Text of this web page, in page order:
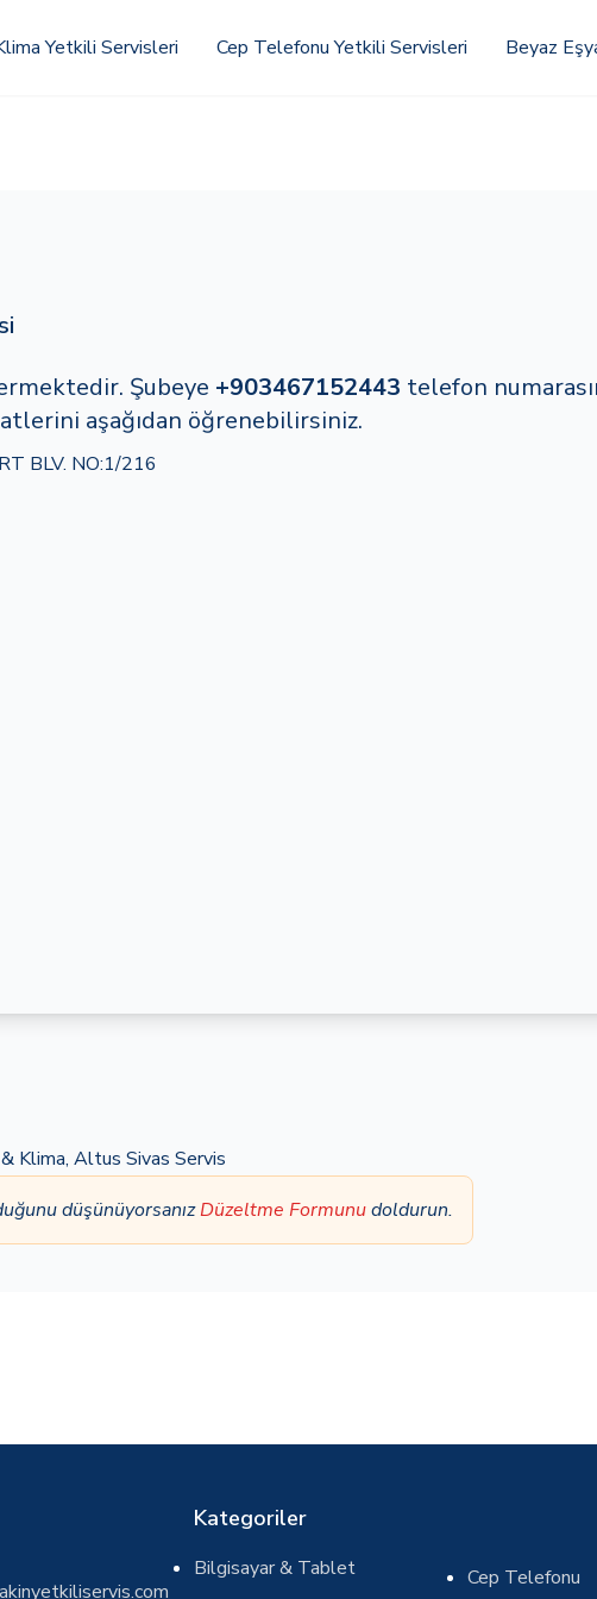
Yetkili Servisleri Cep Telefonu Yetkili Servisleri Beyaz
Şubeye +903467152443 telefon
aşağıdan öğrenebilirsiniz.
BLV. NO:1/216
Klima, Altus Sivas Servis
düşünüyorsanızDüzeltme Formunudoldurun.
Kategoriler
Bilgisayar & Tablet Cep Telefonu